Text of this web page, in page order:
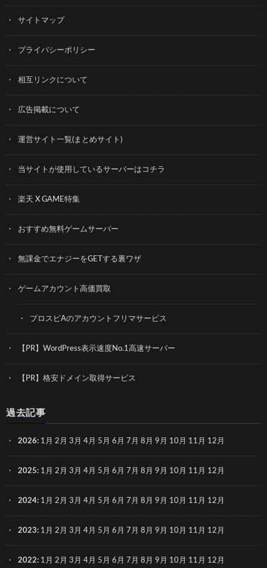
サイトマップ
プライバシーポリシー
相互リンクについて
広告掲載について
運営サイト一覧(まとめサイト)
当サイトが使用しているサーバーはコチラ
楽天 X GAME特集
おすすめ無料ゲームサーバー
無課金でエナジーをGETする裏ワザ
ゲームアカウント高価買取
プロスピAのアカウントフリマサービス
【PR】WordPress表示速度No.1高速サーバー
【PR】格安ドメイン取得サービス
過去記事
2026: 1月 2月 3月 4月 5月 6月 7月 8月 9月 10月 11月 12月
2025: 1月 2月 3月 4月 5月 6月 7月 8月 9月 10月 11月 12月
2024: 1月 2月 3月 4月 5月 6月 7月 8月 9月 10月 11月 12月
2023: 1月 2月 3月 4月 5月 6月 7月 8月 9月 10月 11月 12月
2022: 1月 2月 3月 4月 5月 6月 7月 8月 9月 10月 11月 12月